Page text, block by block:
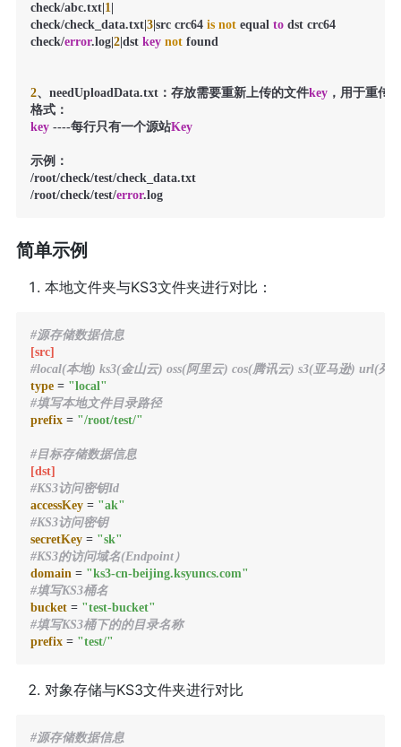
check/abc.txt| 1|
check/check_data.txt| 3|src crc64 is not equal to dst crc64
check/error.log| 2|dst key not found
2、needUploadData.txt：存放需要重新上传的文件key，用于重传
key ----每行只有一个源站Key
示例：
/root/check/test/check_data.txt
/root/check/test/error.log
简单示例
本地文件夹与KS3文件夹进行对比：
#源存储数据信息
[src]
#local(本地) ks3(金山云) oss(阿里云) cos(腾讯云) s3(亚马逊) url(列
type = "local"
#填写本地文件目录路径
prefix = "/root/test/"
#目标存储数据信息
[dst]
#KS3访问密钥Id
accessKey = "ak"
#KS3访问密钥
secretKey = "sk"
#KS3的访问域名(Endpoint）
domain = "ks3-cn-beijing.ksyuncs.com"
#填写KS3桶名
bucket = "test-bucket"
#填写KS3桶下的的目录名称
prefix = "test/"
对象存储与KS3文件夹进行对比
#源存储数据信息